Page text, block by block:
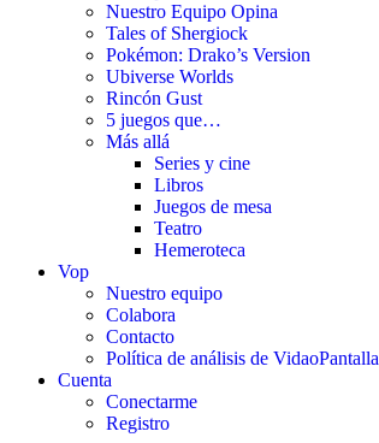
Nuestro Equipo Opina
Tales of Shergiock
Pokémon: Drako’s Version
Ubiverse Worlds
Rincón Gust
5 juegos que…
Más allá
Series y cine
Libros
Juegos de mesa
Teatro
Hemeroteca
Vop
Nuestro equipo
Colabora
Contacto
Política de análisis de VidaoPantalla
Cuenta
Conectarme
Registro